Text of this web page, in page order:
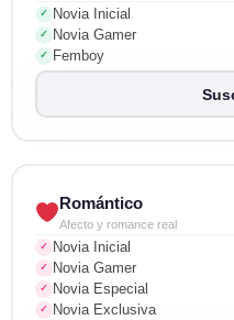
✓ Novia Inicial
✓ Novia Gamer
✓ Femboy
Romántico
Afecto y romance real
✓ Novia Inicial
✓ Novia Gamer
✓ Novia Especial
✓ Novia Exclusiva